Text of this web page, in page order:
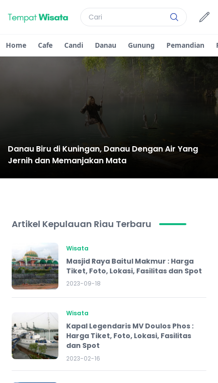
Home Cafe Candi Danau Gunung Pemandian
Danau Biru di Kuningan, Danau Dengan Air Yang
Jernih dan Memanjakan Mata
Artikel Kepulauan Riau Terbaru
Wisata
Masjid Raya Baitul Makmur : Harga
Tiket, Foto, Lokasi, Fasilitas dan Spot
2023-09-18
Wisata
Kapal Legendaris MV Doulos Phos :
Harga Tiket, Foto, Lokasi, Fasilitas
dan Spot
2023-02-16